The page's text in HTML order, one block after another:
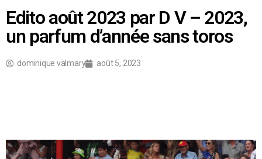
Edito août 2023 par D V – 2023,
un parfum d’année sans toros
dominique valmary août 5, 2023